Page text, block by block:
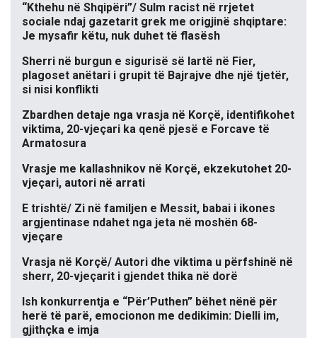
“Kthehu në Shqipëri”/ Sulm racist në rrjetet
sociale ndaj gazetarit grek me origjinë shqiptare:
Je mysafir këtu, nuk duhet të flasësh
Sherri në burgun e sigurisë së lartë në Fier,
plagoset anëtari i grupit të Bajrajve dhe një tjetër,
si nisi konflikti
Zbardhen detaje nga vrasja në Korçë, identifikohet
viktima, 20-vjeçari ka qenë pjesë e Forcave të
Armatosura
Vrasje me kallashnikov në Korçë, ekzekutohet 20-
vjeçari, autori në arrati
E trishtë/ Zi në familjen e Messit, babai i ikones
argjentinase ndahet nga jeta në moshën 68-
vjeçare
Vrasja në Korçë/ Autori dhe viktima u përfshinë në
sherr, 20-vjeçarit i gjendet thika në dorë
Ish konkurrentja e “Për’Puthen” bëhet nënë për
herë të parë, emocionon me dedikimin: Dielli im,
gjithçka e imja